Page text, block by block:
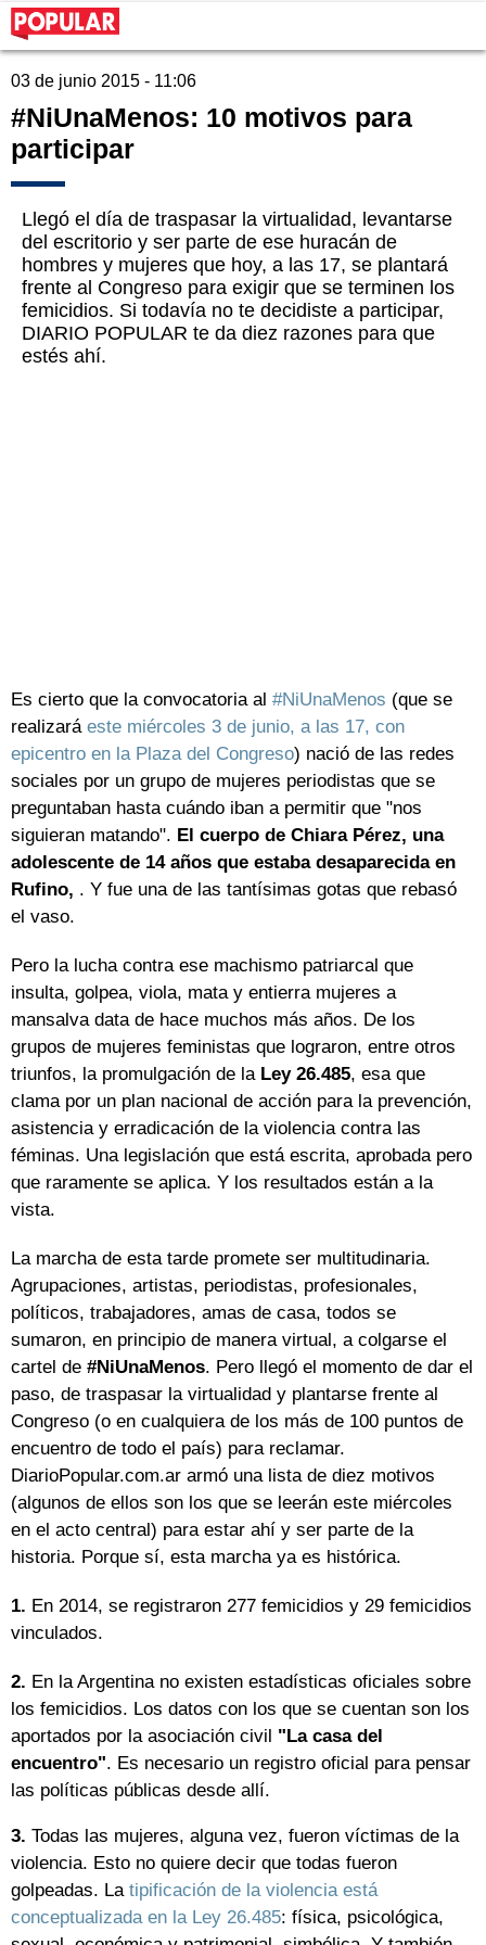
03 de junio 2015 - 11:06
#NiUnaMenos: 10 motivos para
participar
Llegó el día de traspasar la virtualidad, levantarse
del escritorio y ser parte de ese huracán de
hombres y mujeres que hoy, a las 17, se plantará
frente al Congreso para exigir que se terminen los
femicidios. Si todavía no te decidiste a participar,
DIARIO POPULAR te da diez razones para que
estés ahí.
Es cierto que la convocatoria al #NiUnaMenos (que se
realizará este miércoles 3 de junio, a las 17, con
epicentro en la Plaza del Congreso) nació de las redes
sociales por un grupo de mujeres periodistas que se
preguntaban hasta cuándo iban a permitir que "nos
siguieran matando". El cuerpo de Chiara Pérez, una
adolescente de 14 años que estaba desaparecida en
Rufino, . Y fue una de las tantísimas gotas que rebasó
el vaso.
Pero la lucha contra ese machismo patriarcal que
insulta, golpea, viola, mata y entierra mujeres a
mansalva data de hace muchos más años. De los
grupos de mujeres feministas que lograron, entre otros
triunfos, la promulgación de laLey 26.485, esa que
clama por un plan nacional de acción para la prevención,
asistencia y erradicación de la violencia contra las
féminas. Una legislación que está escrita, aprobada pero
que raramente se aplica. Y los resultados están a la
vista.
La marcha de esta tarde promete ser multitudinaria.
Agrupaciones, artistas, periodistas, profesionales,
políticos, trabajadores, amas de casa, todos se
sumaron, en principio de manera virtual, a colgarse el
cartel de #NiUnaMenos. Pero llegó el momento de dar el
paso, de traspasar la virtualidad y plantarse frente al
Congreso (o en cualquiera de los más de 100 puntos de
encuentro de todo el país) para reclamar.
DiarioPopular.com.ar armó una lista de diez motivos
(algunos de ellos son los que se leerán este miércoles
en el acto central) para estar ahí y ser parte de la
historia. Porque sí, esta marcha ya es histórica.
1. En 2014, se registraron 277 femicidios y 29 femicidios
vinculados.
2. En la Argentina no existen estadísticas oficiales sobre
los femicidios. Los datos con los que se cuentan son los
aportados por la asociación civil "La casa del
encuentro". Es necesario un registro oficial para pensar
las políticas públicas desde allí.
3. Todas las mujeres, alguna vez, fueron víctimas de la
violencia. Esto no quiere decir que todas fueron
golpeadas. La tipificación de la violencia está
conceptualizada en la Ley 26.485: física, psicológica,